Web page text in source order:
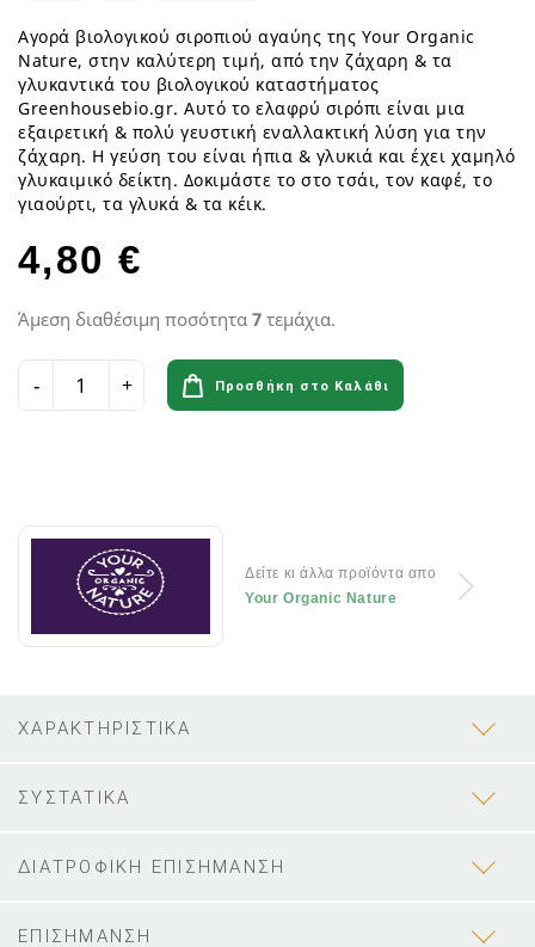
Αγορά βιολογικού σιροπιού αγαύης της Your Organic
Nature, στην καλύτερη τιμή, από την ζάχαρη & τα
γλυκαντικά του βιολογικού καταστήματος
Greenhousebio.gr. Αυτό το ελαφρύ σιρόπι είναι μια
εξαιρετική & πολύ γευστική εναλλακτική λύση για την
ζάχαρη. Η γεύση του είναι ήπια & γλυκιά και έχει χαμηλό
γλυκαιμικό δείκτη. Δοκιμάστε το στο τσάι, τον καφέ, το
γιαούρτι, τα γλυκά & τα κέικ.
4,80 €
Άμεση διαθέσιμη ποσότητα 7 τεμάχια.
Προσθήκη στο Καλάθι
Δείτε κι άλλα προϊόντα απο
Your Organic Nature
ΧΑΡΑΚΤΗΡΙΣΤΙΚΑ
ΣΥΣΤΑΤΙΚΑ
ΔΙΑΤΡΟΦΙΚΗ ΕΠΙΣΗΜΑΝΣΗ
ΕΠΙΣΗΜΑΝΣΗ